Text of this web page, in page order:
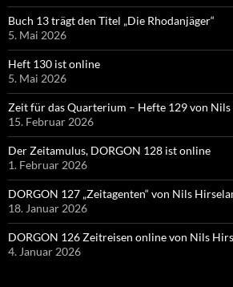
Buch 13 trägt den Titel „Die Rhodanjäger“
5. Mai 2026
Heft 130 ist online
5. Mai 2026
Zeit für das Quarterium – Hefte 129 von
15. Februar 2026
Der Zeitamulus, DORGON 128 ist online
1. Februar 2026
DORGON 127 „Zeitagenten“ von Nils
18. Januar 2026
DORGON 126 Zeitreisen online von Nils
4. Januar 2026